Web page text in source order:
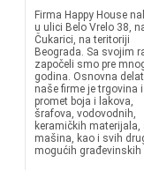
Firma Happy House
u ulici Belo Vrelo 38,
Čukarici, na teritoriji
Beograda. Sa svojim
započeli smo pre
godina. Osnovna
naše firme je trgovina i
promet boja i lakova,
šrafova, vodovodnih,
keramičkih materijala,
mašina, kao i svih
mogućih građevinskih